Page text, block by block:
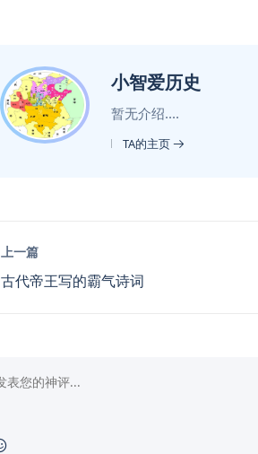
小智爱历史
暂无介绍....
TA的主页
上一篇
古代帝王写的霸气诗词